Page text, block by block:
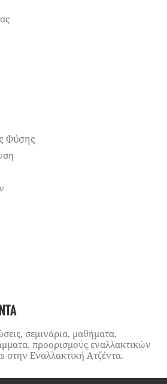
Φύσης
σεμινάρια, μαθήματα,
προορισμούς εναλλακτικών
στην Εναλλακτική Ατζέντα.